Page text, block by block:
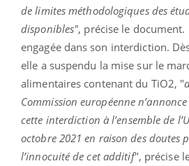
de limites méthodologiques des
disponibles", précise le document.
engagée dans son interdiction.
elle a suspendu la mise sur le
alimentaires contenant du TiO2, "
Commission européenne
cette interdiction à l’ensemble de
octobre 2021 en raison des doutes
l’innocuité de cet additif", précise